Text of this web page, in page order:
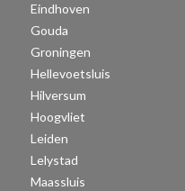
Eindhoven
Gouda
Groningen
Hellevoetsluis
Hilversum
Hoogvliet
Leiden
Lelystad
Maassluis